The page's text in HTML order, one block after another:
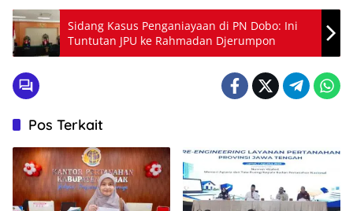
Sidang Kasus Penganiayaan di PN Dobo: Ini
Tuntutan JPU ke Rahmadan Djerumpon
Pos Terkait